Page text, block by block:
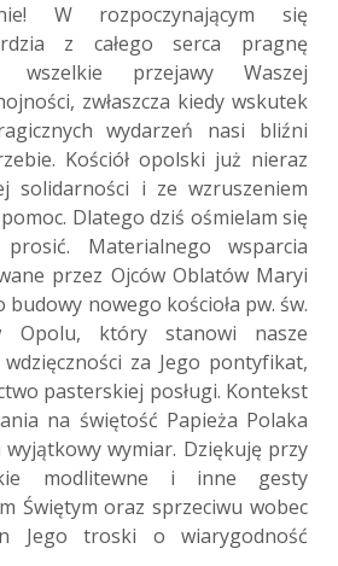
W rozpoczynającym się
z całego serca pragnę
wszelkie przejawy Waszej
zwłaszcza kiedy wskutek
wydarzeń nasi bliźni
Kościół opolski już nieraz
solidarności i ze wzruszeniem
Dlatego dziś ośmielam się
Materialnego wsparcia
przez Ojców Oblatów Maryi
budowy nowego kościoła pw. św.
Opolu, który stanowi nasze
za Jego pontyfikat,
pasterskiej posługi. Kontekst
na świętość Papieża Polaka
wyjątkowy wymiar. Dziękuję przy
modlitewne i inne gesty
Świętym oraz sprzeciwu wobec
Jego troski o wiarygodność